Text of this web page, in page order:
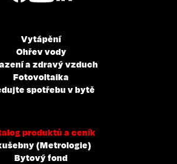
Vytápění
Ohřev vody
a zdravý vzduch
Fotovoltaika
spotřebu v bytě
produktů a ceník
(Metrologie)
Bytový fond